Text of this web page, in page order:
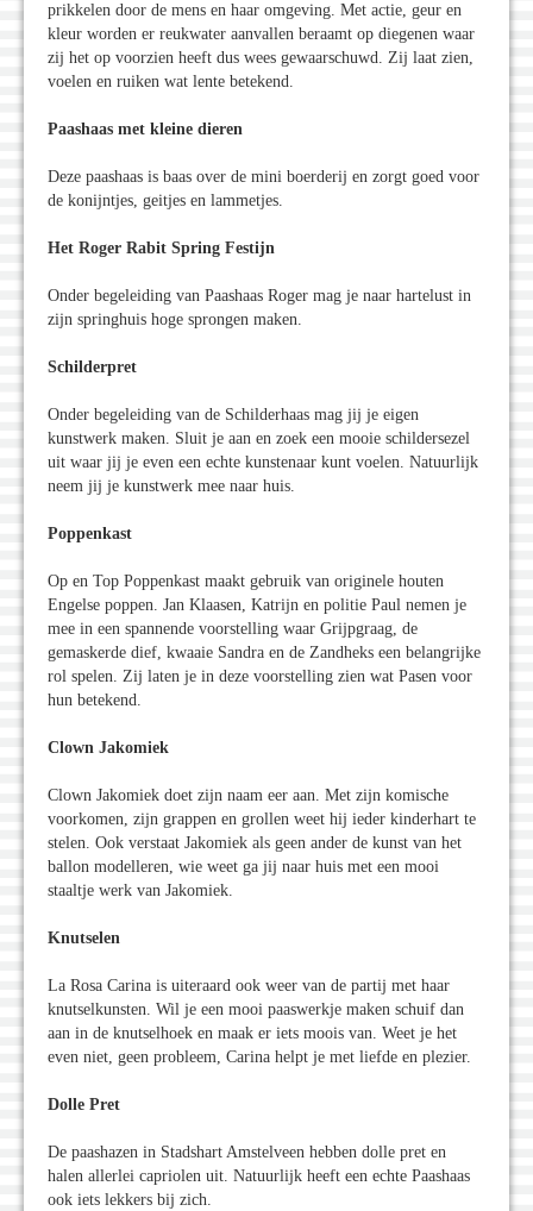
prikkelen door de mens en haar omgeving. Met actie, geur en
kleur worden er reukwater aanvallen beraamt op diegenen waar
zij het op voorzien heeft dus wees gewaarschuwd. Zij laat zien,
voelen en ruiken wat lente betekend.
Paashaas met kleine dieren
Deze paashaas is baas over de mini boerderij en zorgt goed voor
de konijntjes, geitjes en lammetjes.
Het Roger Rabit Spring Festijn
Onder begeleiding van Paashaas Roger mag je naar hartelust in
zijn springhuis hoge sprongen maken.
Schilderpret
Onder begeleiding van de Schilderhaas mag jij je eigen
kunstwerk maken. Sluit je aan en zoek een mooie schildersezel
uit waar jij je even een echte kunstenaar kunt voelen. Natuurlijk
neem jij je kunstwerk mee naar huis.
Poppenkast
Op en Top Poppenkast maakt gebruik van originele houten
Engelse poppen. Jan Klaasen, Katrijn en politie Paul nemen je
mee in een spannende voorstelling waar Grijpgraag, de
gemaskerde dief, kwaaie Sandra en de Zandheks een belangrijke
rol spelen. Zij laten je in deze voorstelling zien wat Pasen voor
hun betekend.
Clown Jakomiek
Clown Jakomiek doet zijn naam eer aan. Met zijn komische
voorkomen, zijn grappen en grollen weet hij ieder kinderhart te
stelen. Ook verstaat Jakomiek als geen ander de kunst van het
ballon modelleren, wie weet ga jij naar huis met een mooi
staaltje werk van Jakomiek.
Knutselen
La Rosa Carina is uiteraard ook weer van de partij met haar
knutselkunsten. Wil je een mooi paaswerkje maken schuif dan
aan in de knutselhoek en maak er iets moois van. Weet je het
even niet, geen probleem, Carina helpt je met liefde en plezier.
Dolle Pret
De paashazen in Stadshart Amstelveen hebben dolle pret en
halen allerlei capriolen uit. Natuurlijk heeft een echte Paashaas
ook iets lekkers bij zich.